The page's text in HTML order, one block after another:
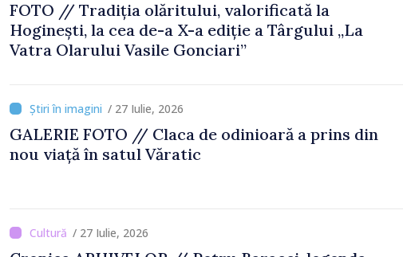
FOTO // Tradiția olăritului, valorificată la
Hoginești, la cea de-a X-a ediție a Târgului „La
Vatra Olarului Vasile Gonciari”
/ 27 Iulie, 2026
GALERIE FOTO // Claca de odinioară a prins din
nou viață în satul Văratic
/ 27 Iulie, 2026